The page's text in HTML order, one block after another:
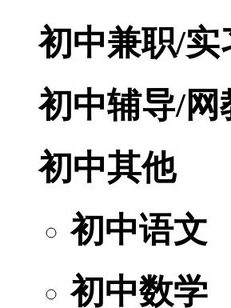
初中兼职/实
初中辅导/网
初中其他
初中语文
初中数学